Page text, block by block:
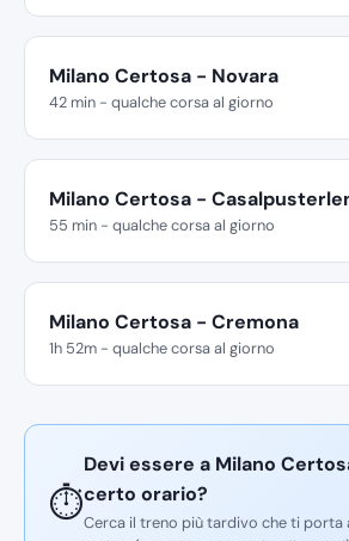
Milano Certosa - Novara
42 min - qualche corsa al giorno
Milano Certosa -
55 min - qualche corsa al giorno
Milano Certosa - Cremona
1h 52m - qualche corsa al giorno
⏱️
Devi essere a Milano
certo orario?
Cerca il treno più tardivo che ti porta